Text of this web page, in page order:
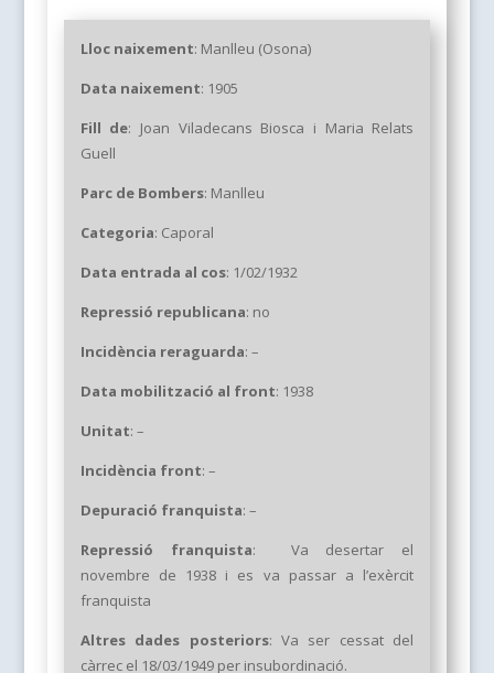
Lloc naixement: Manlleu (Osona)
Data naixement: 1905
Fill de: Joan Viladecans Biosca i Maria Relats
Guell
Parc de Bombers: Manlleu
Categoria: Caporal
Data entrada al cos: 1/02/1932
Repressió republicana: no
Incidència reraguarda: –
Data mobilització al front: 1938
Unitat: –
Incidència front: –
Depuració franquista: –
Repressió franquista:
Va desertar el
novembre de 1938 i es va passar a l’exèrcit
franquista
Altres dades posteriors: Va ser cessat del
càrrec el 18/03/1949 per insubordinació.